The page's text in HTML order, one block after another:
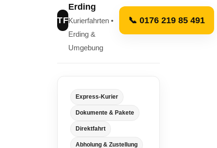
TF
Erding
Kurierfahrten •
Erding &
Umgebung
📞 0176 219 85 491
Express-Kurier
Dokumente & Pakete
Direktfahrt
Abholung & Zustellung